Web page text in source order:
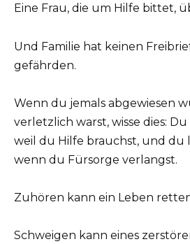
Eine Frau, die um Hilfe bittet,
Und Familie hat keinen
gefährden.
Wenn du jemals abgewiesen
verletzlich warst, wisse dies:
weil du Hilfe brauchst, und du
wenn du Fürsorge verlangst.
Zuhören kann ein Leben
Schweigen kann eines